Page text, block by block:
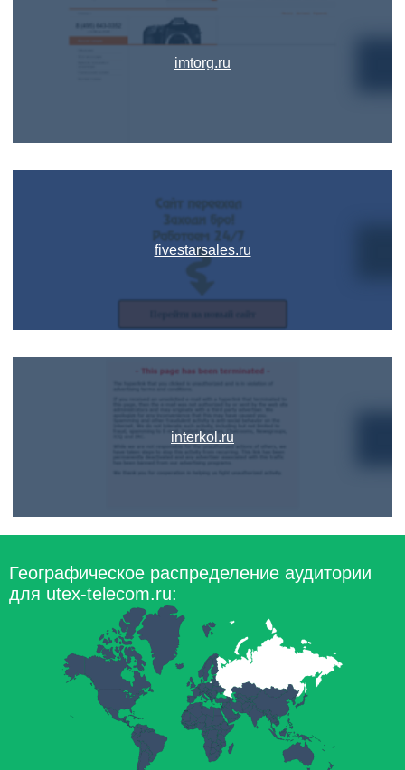
imtorg.ru
fivestarsales.ru
interkol.ru
Географическое распределение аудитории
для utex-telecom.ru: